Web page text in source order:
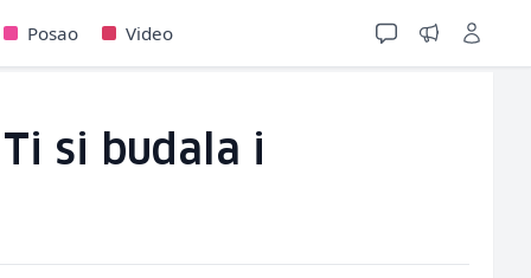
Posao Video
si budala i